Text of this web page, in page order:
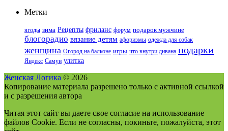
Метки
ягоды зима Рецепты фриланс форум подарок мужчине
блогорадио вязание детям афоризмы одежда для собак
женщина Огород на балконе игры что внутри дивана подарки
Яндекс Самуи улитка
Женская Логика © 2026
Копирование материала разрешено только с активной ссылкой
и с разрешения автора
Читая этот сайт вы даете свое согласие на использование
файлов Cookie. Если не согласны, покиньте, пожалуйста, этот